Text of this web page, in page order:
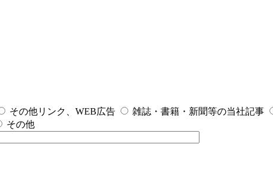
その他リンク、WEB広告 雑誌・書籍・新聞等の当社記事
その他